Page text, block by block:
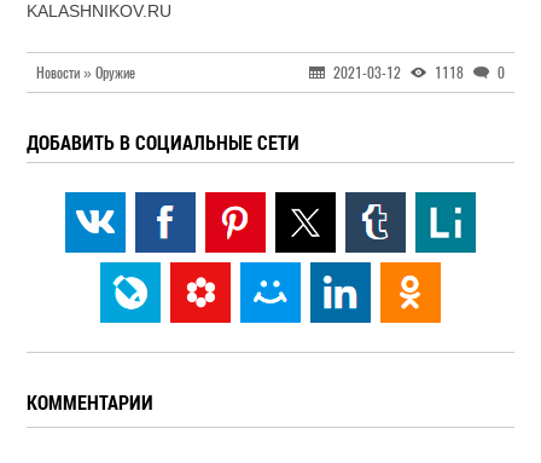
KALASHNIKOV.RU
Новости » Оружие 2021-03-12 1118 0
ДОБАВИТЬ В СОЦИАЛЬНЫЕ СЕТИ
КОММЕНТАРИИ